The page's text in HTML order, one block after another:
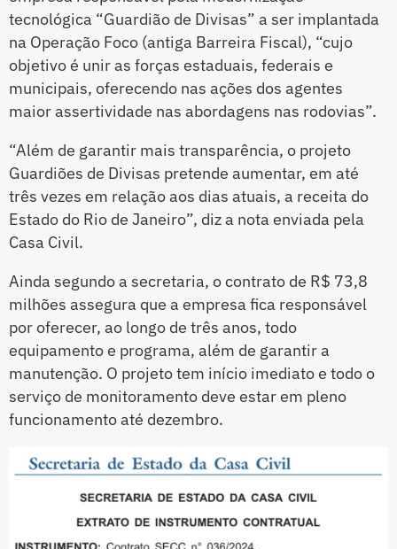
tecnológica “Guardião de Divisas” a ser implantada
na Operação Foco (antiga Barreira Fiscal), “cujo
objetivo é unir as forças estaduais, federais e
municipais, oferecendo nas ações dos agentes
maior assertividade nas abordagens nas rodovias”.
“Além de garantir mais transparência, o projeto
Guardiões de Divisas pretende aumentar, em até
três vezes em relação aos dias atuais, a receita do
Estado do Rio de Janeiro”, diz a nota enviada pela
Casa Civil.
Ainda segundo a secretaria, o contrato de R$ 73,8
milhões assegura que a empresa fica responsável
por oferecer, ao longo de três anos, todo
equipamento e programa, além de garantir a
manutenção. O projeto tem início imediato e todo o
serviço de monitoramento deve estar em pleno
funcionamento até dezembro.